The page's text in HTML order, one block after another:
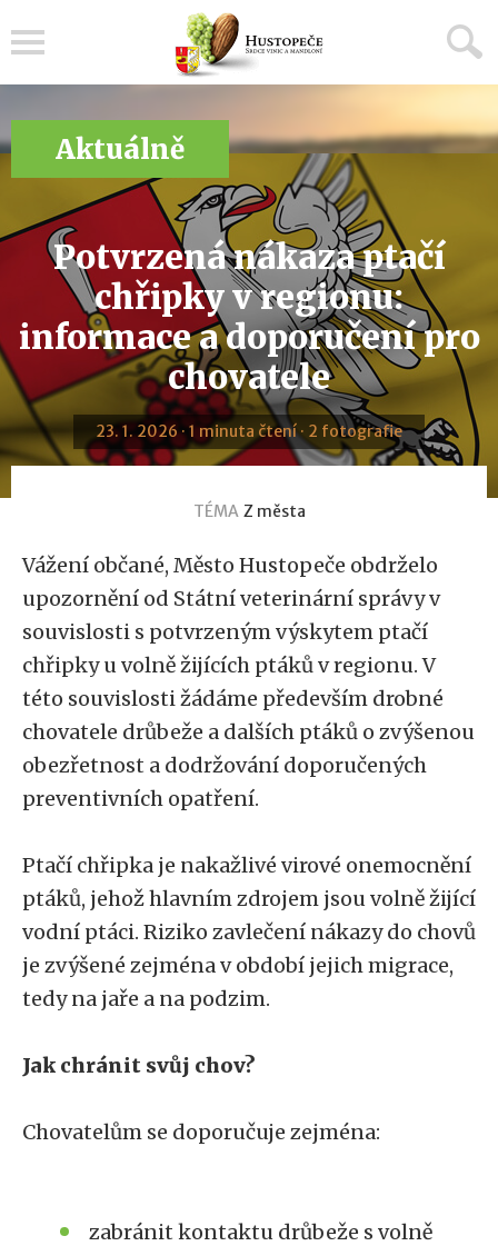
Aktuálně
Potvrzená nákaza ptačí
chřipky v regionu:
informace a doporučení pro
chovatele
23. 1. 2026 · 1 minuta čtení · 2 fotografie
TÉMA Z města
Vážení občané, Město Hustopeče obdrželo
upozornění od Státní veterinární správy v
souvislosti s potvrzeným výskytem ptačí
chřipky u volně žijících ptáků v regionu. V
této souvislosti žádáme především drobné
chovatele drůbeže a dalších ptáků o zvýšenou
obezřetnost a dodržování doporučených
preventivních opatření.
Ptačí chřipka je nakažlivé virové onemocnění
ptáků, jehož hlavním zdrojem jsou volně žijící
vodní ptáci. Riziko zavlečení nákazy do chovů
je zvýšené zejména v období jejich migrace,
tedy na jaře a na podzim.
Jak chránit svůj chov?
Chovatelům se doporučuje zejména:
zabránit kontaktu drůbeže s volně